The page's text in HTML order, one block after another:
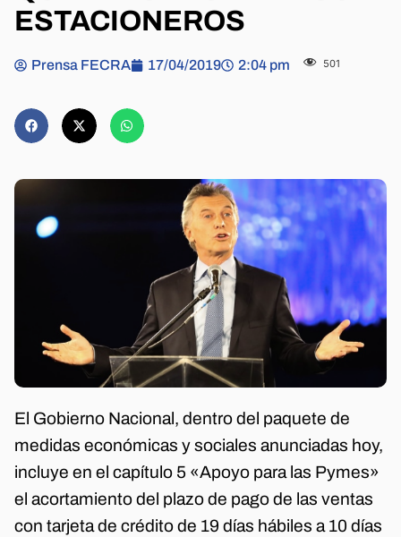
ESTACIONEROS
Prensa FECRA 17/04/2019 2:04 pm 501
El Gobierno Nacional, dentro del paquete de
medidas económicas y sociales anunciadas hoy,
incluye en el capítulo 5 «Apoyo para las Pymes»
el acortamiento del plazo de pago de las ventas
con tarjeta de crédito de 19 días hábiles a 10 días